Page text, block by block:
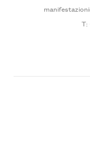
T: